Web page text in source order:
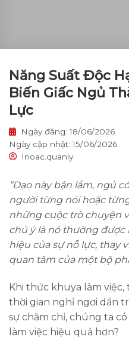
Năng Suất Độc
Biến Giấc Ngủ
Lực
Ngày đăng: 18/06/2026
Ngày cập nhật: 15/06/2026
Inoac.quanly
“Dạo này bận lắm, ngủ
người từng nói hoặc
những cuộc trò chuyện
chú ý là nó thường
hiệu của sự nỗ lực, thay
quan tâm của một bộ
Khi thức khuya làm việc,
thời gian nghỉ ngơi dần
sự chăm chỉ, chúng ta
làm việc hiệu quả hơn?